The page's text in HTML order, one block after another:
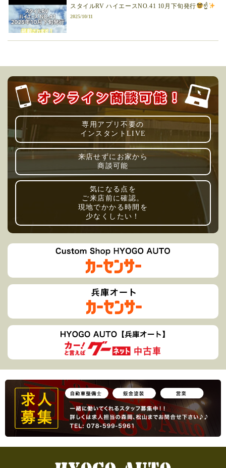
スタイルRV ハイエースNO.41 10月下旬発行 ☝
2025/10/11
専用アプリ不要の
インスタントLIVE
来店せずにお家から
商談可能
気になる点を
ご来店前に確認。
現地でかかる時間を
少なくしたい！